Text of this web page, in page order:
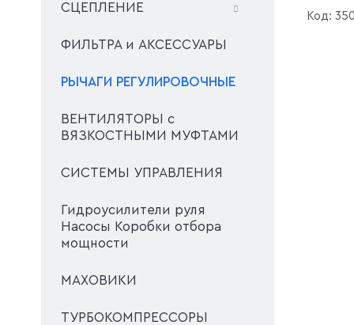
СЦЕПЛЕНИЕ
ФИЛЬТРА и АКСЕССУАРЫ
РЫЧАГИ РЕГУЛИРОВОЧНЫЕ
ВЕНТИЛЯТОРЫ с
ВЯЗКОСТНЫМИ МУФТАМИ
СИСТЕМЫ УПРАВЛЕНИЯ
Гидроусилители руля
Насосы Коробки отбора
мощности
МАХОВИКИ
ТУРБОКОМПРЕССОРЫ
Код: